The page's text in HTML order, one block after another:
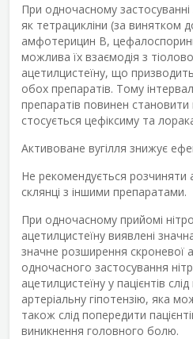
При одночасному
як тетрацикліни (за винятком
амфотерицин В,
можлива їх взаємодія з
ацетилцистеїну, що
обох препаратів. Тому
препаратів повинен
стосується цефіксиму та
Активоване вугілля знижує
Не рекомендується розчиняти
склянці з іншими препаратами.
При одночасному прийомі
ацетилцистеїну виявлені
значне розширення скроневої
одночасного застосування
ацетилцистеїну у пацієнтів
артеріальну гіпотензію, яка
також слід попередити
виникнення головного болю.